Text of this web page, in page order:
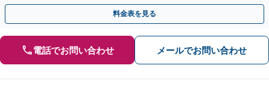
【初回面談無料】【法テラス可】【群馬総社駅・車15分】
料金表を見る
電話でお問い合わせ メールでお問い合わせ